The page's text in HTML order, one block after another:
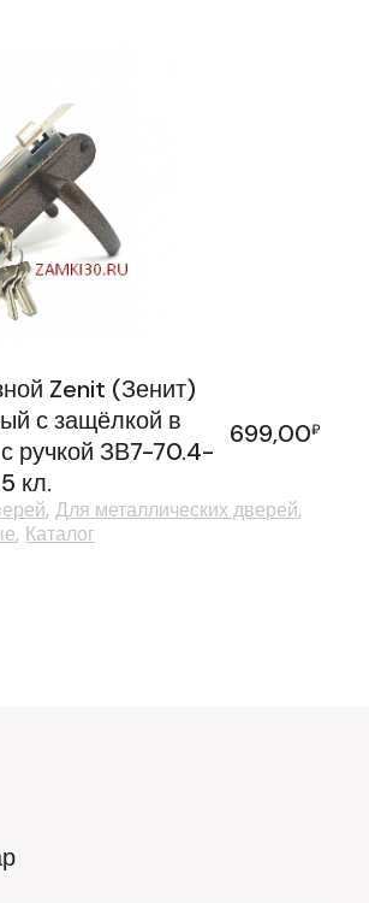
Zenit (Зенит)
с защёлкой в
ручкой ЗВ7-70.4-
кл.
699,00₽
Для металлических дверей
Каталог